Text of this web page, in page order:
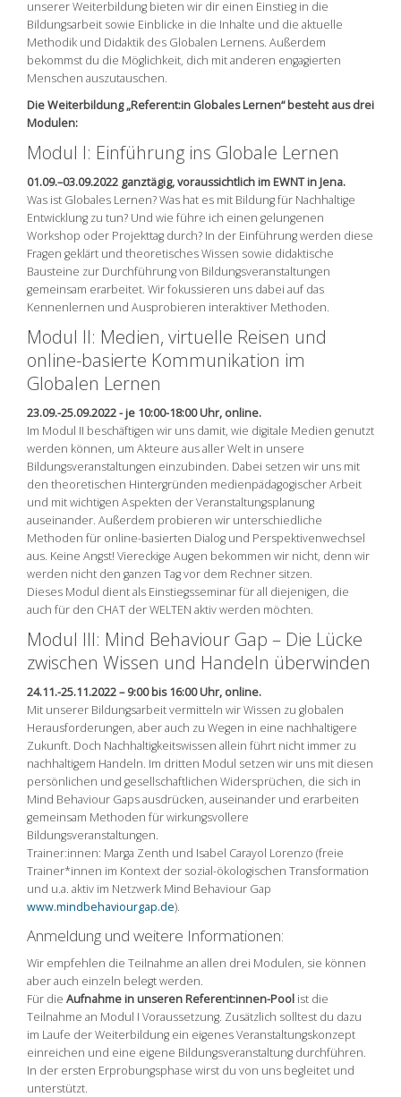
unserer Weiterbildung bieten wir dir einen Einstieg in die
Bildungsarbeit sowie Einblicke in die Inhalte und die aktuelle
Methodik und Didaktik des Globalen Lernens. Außerdem
bekommst du die Möglichkeit, dich mit anderen engagierten
Menschen auszutauschen.
Die Weiterbildung „Referent:in Globales Lernen“ besteht aus drei
Modulen:
Modul I: Einführung ins Globale Lernen
01.09.–03.09.2022 ganztägig, voraussichtlich im EWNT in Jena.
Was ist Globales Lernen? Was hat es mit Bildung für Nachhaltige
Entwicklung zu tun? Und wie führe ich einen gelungenen
Workshop oder Projekttag durch? In der Einführung werden diese
Fragen geklärt und theoretisches Wissen sowie didaktische
Bausteine zur Durchführung von Bildungsveranstaltungen
gemeinsam erarbeitet. Wir fokussieren uns dabei auf das
Kennenlernen und Ausprobieren interaktiver Methoden.
Modul II: Medien, virtuelle Reisen und
online-basierte Kommunikation im
Globalen Lernen
23.09.-25.09.2022 - je 10:00-18:00 Uhr, online.
Im Modul II beschäftigen wir uns damit, wie digitale Medien genutzt
werden können, um Akteure aus aller Welt in unsere
Bildungsveranstaltungen einzubinden. Dabei setzen wir uns mit
den theoretischen Hintergründen medienpädagogischer Arbeit
und mit wichtigen Aspekten der Veranstaltungsplanung
auseinander. Außerdem probieren wir unterschiedliche
Methoden für online-basierten Dialog und Perspektivenwechsel
aus. Keine Angst! Viereckige Augen bekommen wir nicht, denn wir
werden nicht den ganzen Tag vor dem Rechner sitzen.
Dieses Modul dient als Einstiegsseminar für all diejenigen, die
auch für den CHAT der WELTEN aktiv werden möchten.
Modul III: Mind Behaviour Gap – Die Lücke
zwischen Wissen und Handeln überwinden
24.11.-25.11.2022 – 9:00 bis 16:00 Uhr, online.
Mit unserer Bildungsarbeit vermitteln wir Wissen zu globalen
Herausforderungen, aber auch zu Wegen in eine nachhaltigere
Zukunft. Doch Nachhaltigkeitswissen allein führt nicht immer zu
nachhaltigem Handeln. Im dritten Modul setzen wir uns mit diesen
persönlichen und gesellschaftlichen Widersprüchen, die sich in
Mind Behaviour Gaps ausdrücken, auseinander und erarbeiten
gemeinsam Methoden für wirkungsvollere
Bildungsveranstaltungen.
Trainer:innen: Marga Zenth und Isabel Carayol Lorenzo (freie
Trainer*innen im Kontext der sozial-ökologischen Transformation
und u.a. aktiv im Netzwerk Mind Behaviour Gap
www.mindbehaviourgap.de).
Anmeldung und weitere Informationen:
Wir empfehlen die Teilnahme an allen drei Modulen, sie können
aber auch einzeln belegt werden.
Für die Aufnahme in unseren Referent:innen-Pool ist die
Teilnahme an Modul I Voraussetzung. Zusätzlich solltest du dazu
im Laufe der Weiterbildung ein eigenes Veranstaltungskonzept
einreichen und eine eigene Bildungsveranstaltung durchführen.
In der ersten Erprobungsphase wirst du von uns begleitet und
unterstützt.